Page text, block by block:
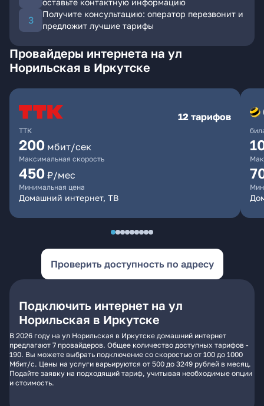
оставьте контактную информацию
Получите консультацию: оператор перезвонит и
предложит лучшие тарифы
Провайдеры интернета на ул
Норильская в Иркутске
ТТК
12 тарифов
200 мбит/сек
Максимальная скорость
450 ₽/мес
Минимальная цена
Домашний интернет, ТВ
Проверить доступность по адресу
Подключить интернет на ул
Норильская в Иркутске
В 2026 году на ул Норильская в Иркутске домашний интернет
предлагают 7 провайдеров. Общее количество доступных тарифов -
190. Вы можете выбрать подключение со скоростью от 100 до 1000
Мбит/с. Цены на услуги варьируются от 500 до 3249 рублей в месяц.
Подайте заявку на подходящий тариф, учитывая необходимые опции
и стоимость.